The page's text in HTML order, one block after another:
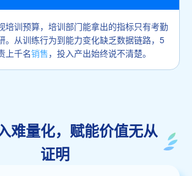
培训预算，培训部门能拿出的指标只有考勤
。从训练行为到能力变化缺乏数据链路，5
上千名销售，投入产出始终说不清楚。
难量化，赋能价值无从
证明